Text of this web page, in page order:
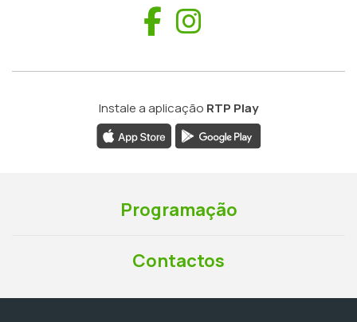
Facebook
Instale a aplicação RTP Play
Programação
Contactos